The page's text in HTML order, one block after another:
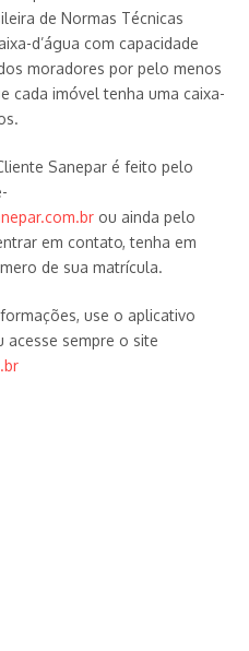
de Normas Técnicas
d’água com capacidade
moradores por pelo menos
cada imóvel tenha uma caixa-
Sanepar é feito pelo
ou ainda pelo
em contato, tenha em
de sua matrícula.
use o aplicativo
acesse sempre o site